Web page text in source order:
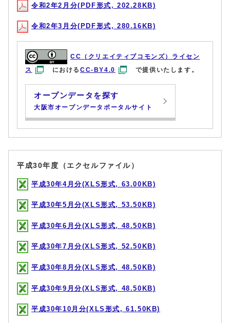
令和2年2月分(PDF形式, 202.28KB)
令和2年3月分(PDF形式, 280.16KB)
CC（クリエイティブコモンズ）ライセン
ス
におけるCC-BY4.0 で提供いたします。
オープンデータを探す
大阪市オープンデータポータルサイト
平成30年度（エクセルファイル）
平成30年4月分(XLS形式, 63.00KB)
平成30年5月分(XLS形式, 53.50KB)
平成30年6月分(XLS形式, 48.50KB)
平成30年7月分(XLS形式, 52.50KB)
平成30年8月分(XLS形式, 48.50KB)
平成30年9月分(XLS形式, 48.50KB)
平成30年10月分(XLS形式, 61.50KB)